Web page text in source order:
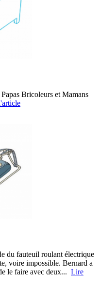
Bricoleurs et Mamans
du fauteuil roulant électrique
voire impossible. Bernard a
le faire avec deux... Lire